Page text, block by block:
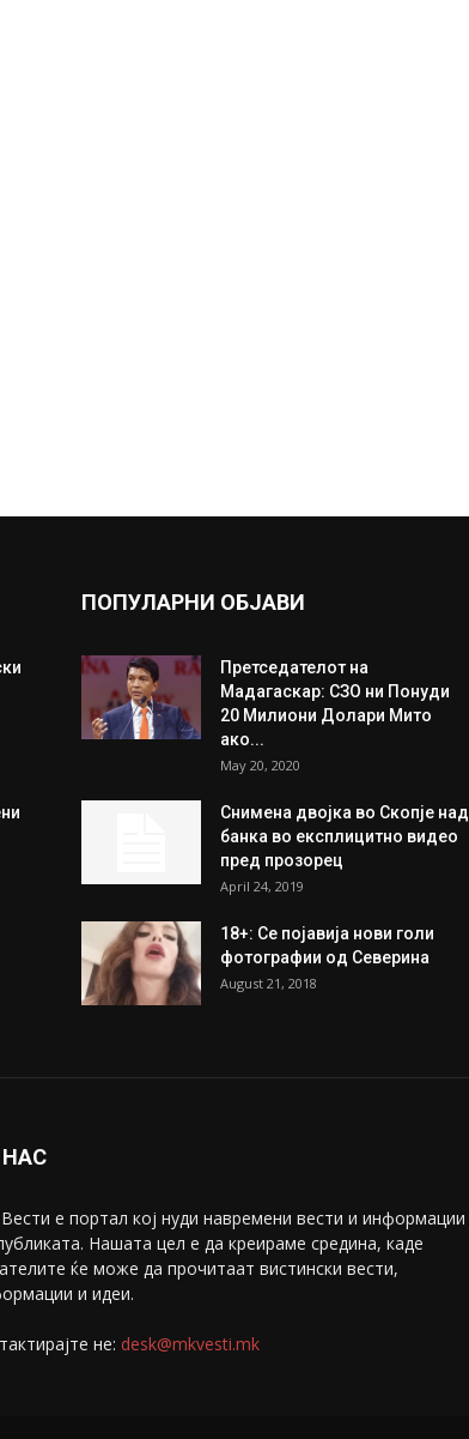
ПОПУЛАРНИ ОБЈАВИ
Претседателот на
Мадагаскар: СЗО ни Понуди
20 Милиони Долари Мито
ако...
May 20, 2020
Снимена двојка во Скопје над
банка во експлицитно видео
пред прозорец
April 24, 2019
18+: Се појавија нови голи
фотографии од Северина
August 21, 2018
НАС
е портал коj нуди навремени вести и информации
Нашата цел е да креираме средина, каде
ќе може да прочитаат вистински вести,
и идеи.
не: desk@mkvesti.mk